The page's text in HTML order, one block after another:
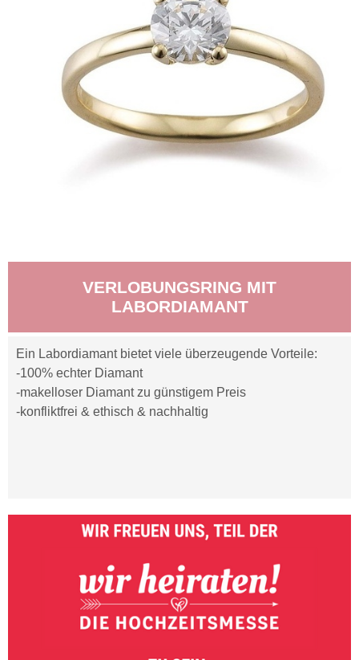
VERLOBUNGSRING MIT
LABORDIAMANT
Ein Labordiamant bietet viele überzeugende Vorteile:
-100% echter Diamant
-makelloser Diamant zu günstigem Preis
-konfliktfrei & ethisch & nachhaltig